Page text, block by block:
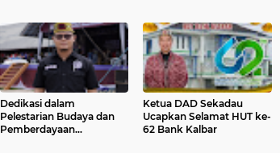
Dedikasi dalam
Pelestarian Budaya dan
Pemberdayaan
Ketua DAD Sekadau
Ucapkan Selamat HUT ke-
62 Bank Kalbar